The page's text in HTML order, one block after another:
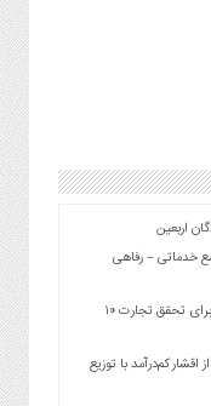
اربعین
جاده‌ای با احداث ۵۹۸ مجتمع خدماتی – رفاهی
امضای یادداشت تفاهم همکاری ایران و پاکستان برای تحقق تجارت ۱۰
اقشار کم‌درآمد با توزیع